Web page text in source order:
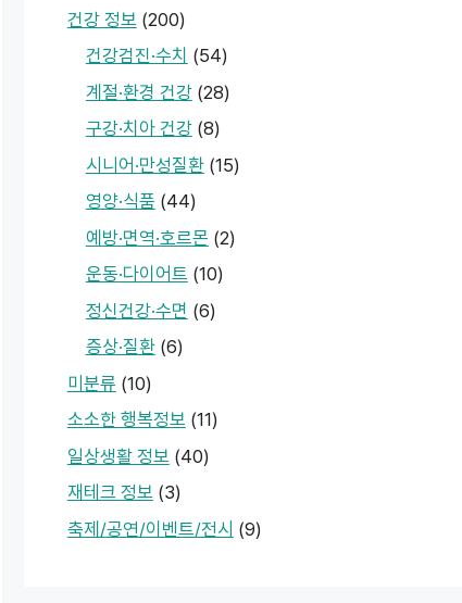
건강 정보 (200)
건강검진·수치 (54)
계절·환경 건강(28)
구강·치아 건강(8)
시니어·만성질환(15)
영양·식품 (44)
예방·면역·호르몬 (2)
운동·다이어트 (10)
정신건강·수면 (6)
증상·질환(6)
미분류 (10)
소소한 행복정보 (11)
일상생활 정보 (40)
재테크 정보 (3)
축제/공연/이벤트/전시 (9)